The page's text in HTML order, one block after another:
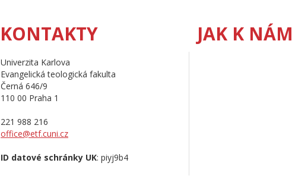
KONTAKTY
Univerzita Karlova
Evangelická teologická fakulta
Černá 646/9
110 00 Praha 1
221 988 216
office@etf.cuni.cz
ID datové schránky UK: piyj9b4
JAK K NÁM